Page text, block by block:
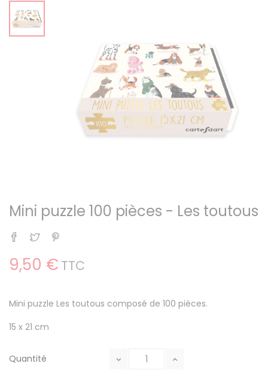
Mini puzzle 100 pièces - Les toutous
Partager
Tweet
9,50 € TTC
Mini puzzle Les toutous composé de 100 pièces.
15 x 21 cm
Quantité